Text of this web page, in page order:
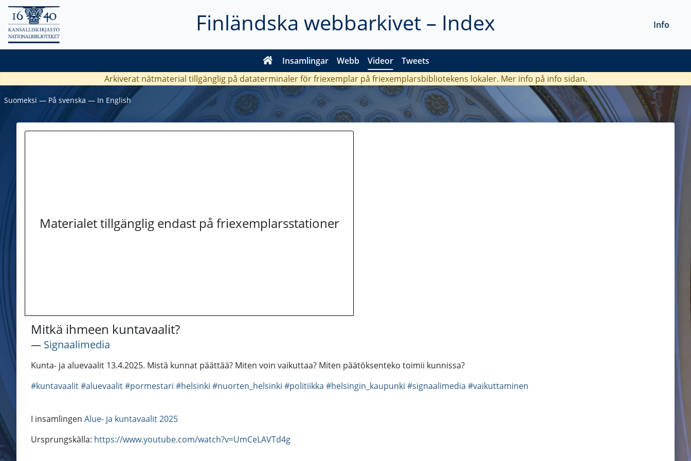
Finländska webbarkivet – Index
Insamlingar Webb Videor Tweets
Info
Arkiverat nätmaterial tillgänglig på dataterminaler för friexemplar på friexemplarsbibliotekens lokaler. Mer info på info sidan.
Suomeksi ― På svenska ― In English
Materialet tillgänglig endast på friexemplarsstationer
Mitkä ihmeen kuntavaalit?
― Signaalimedia
Kunta- ja aluevaalit 13.4.2025. Mistä kunnat päättää? Miten voin vaikuttaa? Miten päätöksenteko toimii kunnissa?
#kuntavaalit#aluevaalit#pormestari #helsinki #nuorten_helsinki #politiikka #helsingin_kaupunki #signaalimedia #vaikuttaminen
I insamlingen Alue- ja kuntavaalit 2025
Ursprungskälla: https://www.youtube.com/watch?v=UmCeLAVTd4g